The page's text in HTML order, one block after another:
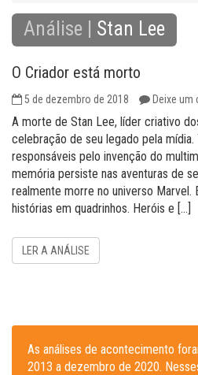
Análise | Stan Lee
O Criador está morto
5 de dezembro de 2018 Deixe
A morte de Stan Lee, líder criativo
celebração de seu legado pela
responsáveis pelo invenção do
memória persiste nas aventuras de
realmente morre no universo Marvel.
histórias em quadrinhos. Heróis e […]
LER A ANÁLISE
As análises de acontecimento
2013 a dezembro de 2020.